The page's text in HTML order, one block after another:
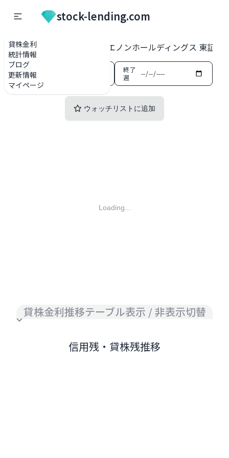
貸株金利
統計情報
ブログ
更新情報
マイページ
stock-lending.com
貸株金利一覧 2533 オエノンホールディングス 東証プ
開始
週
終了
週
ウォッチリストに追加
Loading...
貸株金利推移テーブル表示 / 非表示切替
信用残・貸株残推移